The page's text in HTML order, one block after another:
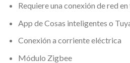
Requiere una conexión de red
App de Cosas inteligentes o
Conexión a corriente eléctrica
Módulo Zigbee